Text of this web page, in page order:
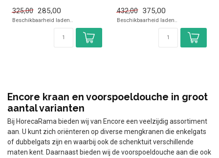
✓ NSF-gecertificeerd...
325,00 285,00
Beschikbaarheid laden..
432,00
375,00
Beschikbaarheid laden..
Encore kraan en voorspoeldouche in groot
aantal varianten
Bij HorecaRama bieden wij van Encore een veelzijdig assortiment
aan. U kunt zich oriënteren op diverse mengkranen die enkelgats
of dubbelgats zijn en waarbij ook de schenktuit verschillende
maten kent. Daarnaast bieden wij de voorspoeldouche aan die ook